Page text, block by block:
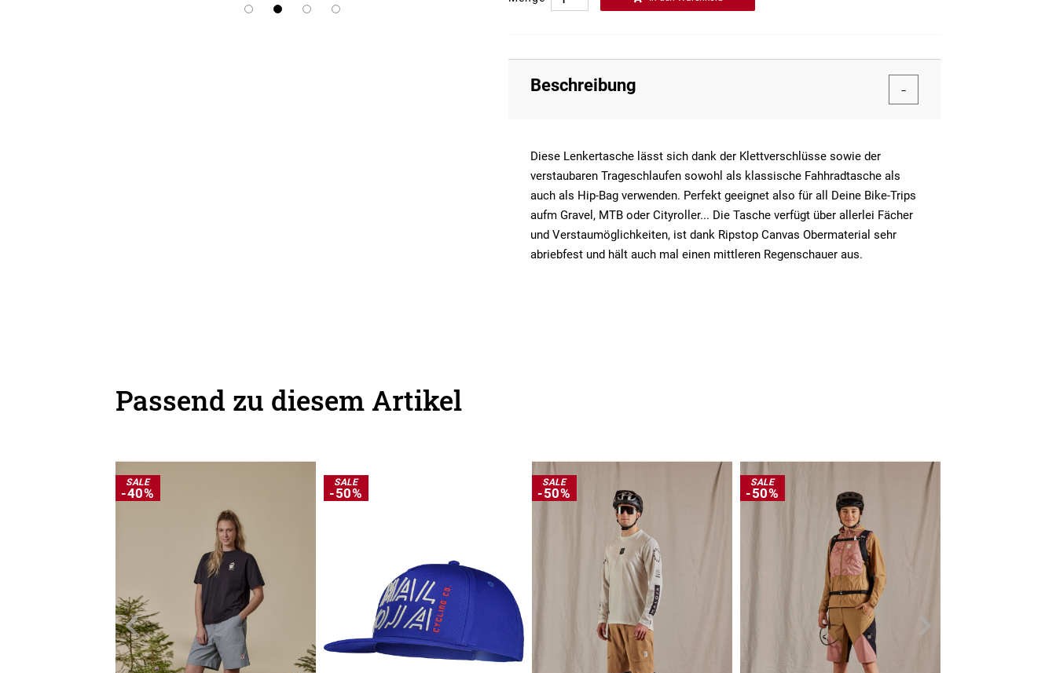
Beschreibung
Diese Lenkertasche lässt sich dank der Klettverschlüsse sowie der
verstaubaren Trageschlaufen sowohl als klassische Fahhradtasche als
auch als Hip-Bag verwenden. Perfekt geeignet also für all Deine Bike-Trips
aufm Gravel, MTB oder Cityroller... Die Tasche verfügt über allerlei Fächer
und Verstaumöglichkeiten, ist dank Ripstop Canvas Obermaterial sehr
abriebfest und hält auch mal einen mittleren Regenschauer aus.
Passend zu diesem Artikel
SALE
-40%
SALE
-50%
SALE
-50%
SALE
-50%